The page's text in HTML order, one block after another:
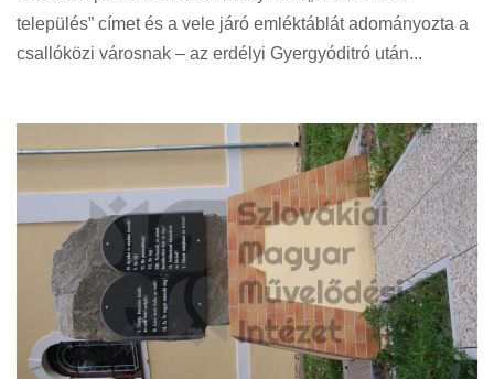
település” címet és a vele járó emléktáblát adományozta a
csallóközi városnak – az erdélyi Gyergyóditró után...